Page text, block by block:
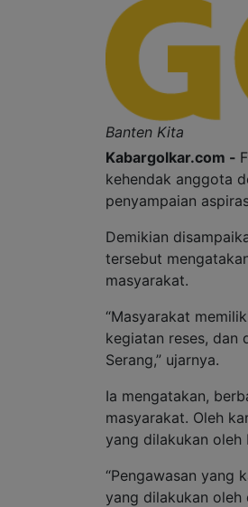
Banten Kita
Kabargolkar.com -
kehendak anggota
penyampaian
Demikian
tersebut
masyarakat.
“Masyarakat
kegiatan reses, dan
Serang,” ujarnya.
Ia mengatakan,
masyarakat. Oleh
yang dilakukan oleh
“Pengawasan yang
yang dilakukan oleh